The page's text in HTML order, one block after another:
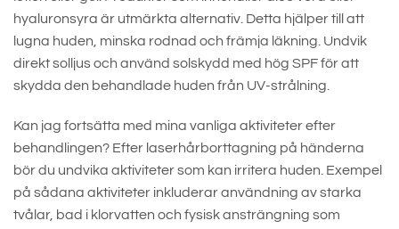
hyaluronsyra är utmärkta alternativ. Detta hjälper till att
lugna huden, minska rodnad och främja läkning. Undvik
direkt solljus och använd solskydd med hög SPF för att
skydda den behandlade huden från UV-strålning.
Kan jag fortsätta med mina vanliga aktiviteter efter
behandlingen? Efter laserhårborttagning på händerna
bör du undvika aktiviteter som kan irritera huden. Exempel
på sådana aktiviteter inkluderar användning av starka
tvålar, bad i klorvatten och fysisk ansträngning som